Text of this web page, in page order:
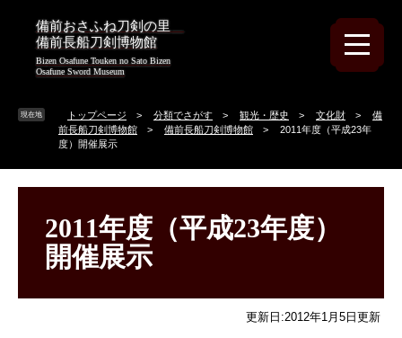
備前おさふね刀剣の里
備前長船刀剣博物館
Bizen Osafune Touken no Sato Bizen
Osafune Sword Museum
現在地 トップページ > 分類でさがす > 観光・歴史 > 文化財 >
備
前長船刀剣博物館
> 備前長船刀剣博物館 >
2011年度（平成23年
度）開催展示
2011年度（平成23年度）
開催展示
更新日:2012年1月5日更新